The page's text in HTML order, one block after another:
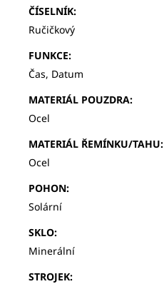
ČÍSELNÍK:
Ručičkový
FUNKCE:
Čas, Datum
MATERIÁL POUZDRA:
Ocel
MATERIÁL ŘEMÍNKU/TAHU:
Ocel
POHON:
Solární
SKLO:
Minerální
STROJEK: